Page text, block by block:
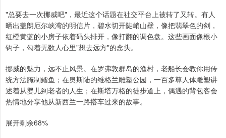
"总要去一次挪威吧"，最近这个话题在社交平台上被转了又转。有人
晒出盖朗厄尔峡湾的明信片，碧水切开陡峭山壁，像把翡翠色的剑，
红橙黄蓝的小房子依着码头排开，像打翻的调色盘。这些画面像根小
钩子，勾着无数人心里"想去远方"的念头。
挪威的魅力，远不止风景。在罗弗敦群岛的渔村，老船长会教你用传
统方法腌制鳕鱼；在奥斯陆的维格兰雕塑公园，一百多尊人体雕塑讲
述着从婴儿到老者的人生；在斯塔万格的徒步道上，偶遇的背包客会
热情地分享他从新西兰一路搭车过来的故事。
展开剩余68%